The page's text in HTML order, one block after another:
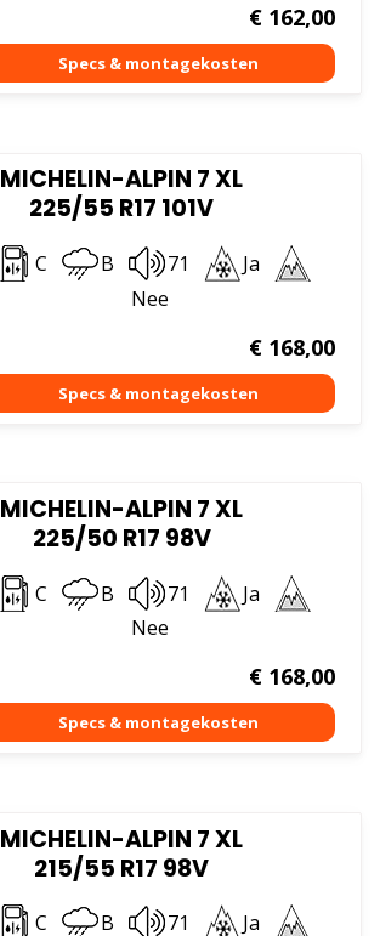
€162,00
MICHELIN-ALPIN 7 XL
225/55 R17 101V
C B 71
Ja
Nee
€168,00
MICHELIN-ALPIN 7 XL
225/50 R17 98V
C B 71
Ja
Nee
€168,00
MICHELIN-ALPIN 7 XL
215/55 R17 98V
C B 71 Ja